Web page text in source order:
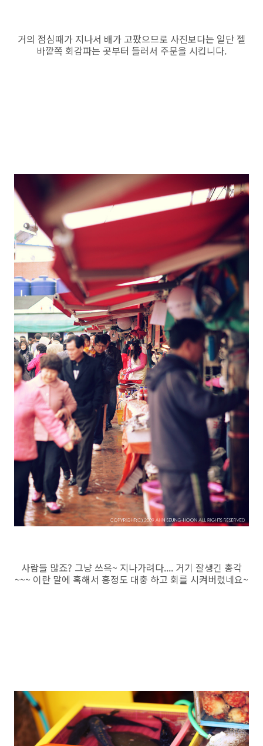
거의 점심때가 지나서 배가 고팠으므로 사진보다는 일단 젤
바깥쪽 회감파는 곳부터 들러서 주문을 시킵니다.
사람들 많죠? 그냥 쓰윽~ 지나가려다.... 거기 잘생긴 총각
~~~ 이란 말에 혹해서 흥정도 대충 하고 회를 시켜버렸네요~